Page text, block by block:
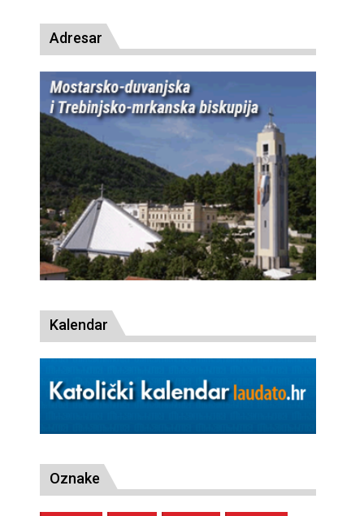
Adresar
Kalendar
Oznake